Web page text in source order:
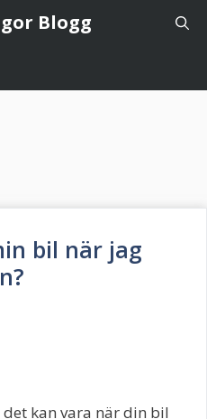
Blogg
bil när jag
kan vara när din bil